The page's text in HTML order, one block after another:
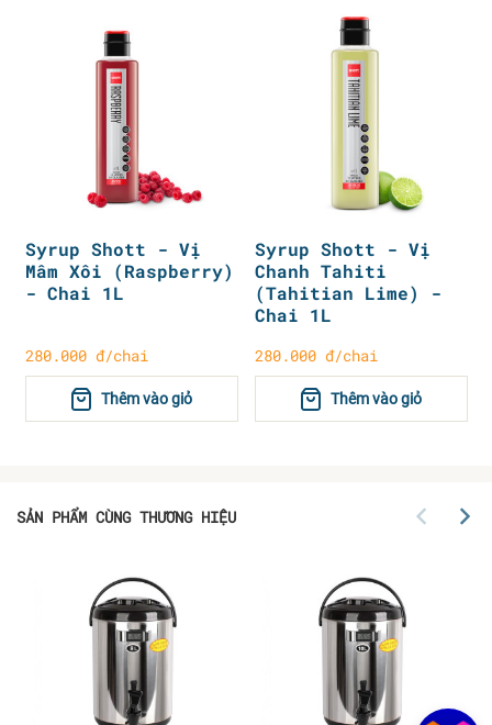
Syrup Shott - Vị
Mâm Xôi (Raspberry)
- Chai 1L
280.000 đ/chai
Thêm vào giỏ
Syrup Shott - Vị
Chanh Tahiti
(Tahitian Lime) -
Chai 1L
280.000 đ/chai
Thêm vào giỏ
SẢN PHẨM CÙNG THƯƠNG HIỆU